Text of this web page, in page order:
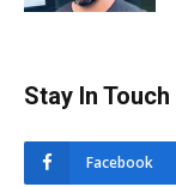
Stay In Touch
Facebook